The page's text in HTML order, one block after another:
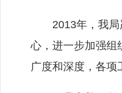
2013年，我局严
心，进一步加强组
广度和深度，各项